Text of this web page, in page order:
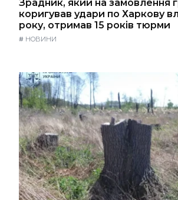
Зрадник, який на замовлення
коригував удари по Харкову
року, отримав 15 років тюрми
# НОВИНИ